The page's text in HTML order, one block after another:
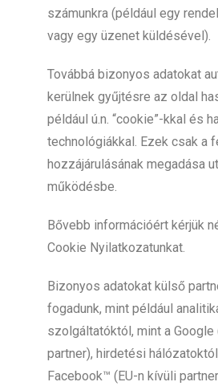
számunkra (például egy
vagy egy üzenet küldésével).
Továbbá bizonyos adatokat
kerülnek gyűjtésre az oldal
például ú.n. “cookie”-kkal és
technológiákkal. Ezek csak a
hozzájárulásának megadása
működésbe.
Bővebb információért kérjük
Cookie Nyilatkozatunkat.
Bizonyos adatokat külső
fogadunk, mint például
szolgáltatóktól, mint a Google
partner), hirdetési
Facebook™ (EU-n kívüli